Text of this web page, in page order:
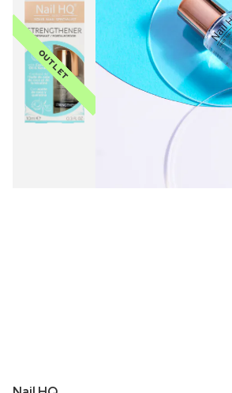
OUTLET